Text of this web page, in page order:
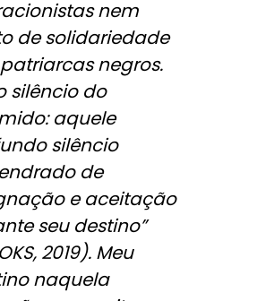
nem
de solidariedade
negros.
silêncio do
aquele
silêncio
de
e aceitação
seu destino”
2019). Meu
naquela